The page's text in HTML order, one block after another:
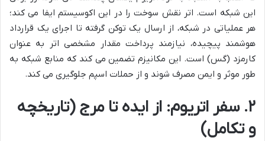
این شبکه است. اتر نقش سوخت را در این اکوسیستم ایفا می کند؛
هر عملیاتی در شبکه، از ارسال یک توکن گرفته تا اجرای یک قرارداد
هوشمند پیچیده، نیازمند پرداخت مقدار مشخصی اتر به عنوان
کارمزد (گس) است. این مکانیزم تضمین می کند که منابع شبکه به
طور موثر و ایمن مصرف شوند و از حملات اسپم جلوگیری می کند.
۲. سفر اتریوم: از ایده تا مرج (تاریخچه
و تکامل)